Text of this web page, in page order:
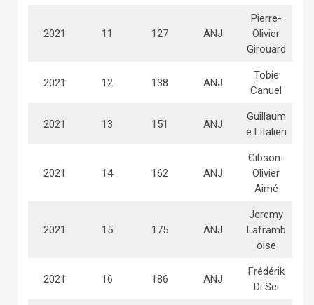
2021 11 127 ANJ
Pierre-
Olivier
Girouard
2021 12 138 ANJ
Tobie
Canuel
2021 13 151 ANJ
Guillaum
e Litalien
2021 14 162 ANJ
Gibson-
Olivier
Aimé
2021 15 175 ANJ
Jeremy
Laframb
oise
2021 16 186 ANJ
Frédérik
Di Sei